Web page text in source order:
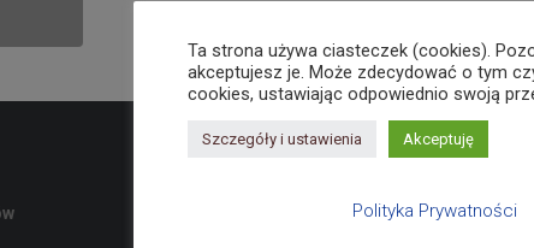
Ta strona używa ciasteczek (cookies).
akceptujesz je. Może zdecydować o tym
cookies, ustawiając odpowiednio swoją
Szczegóły i ustawienia Akceptuję
Polityka Prywatności